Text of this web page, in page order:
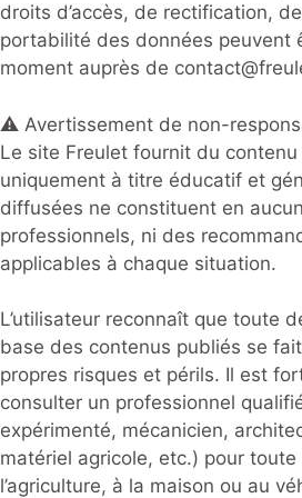
droits d’accès, de rectification,
portabilité des données peuvent
moment auprès de
⚠️ Avertissement de non-
Le site Freulet fournit du
uniquement à titre éducatif et
diffusées ne constituent en
professionnels, ni des
applicables à chaque situation.
L’utilisateur reconnaît que toute
base des contenus publiés se
propres risques et périls. Il est
consulter un professionnel
expérimenté, mécanicien,
matériel agricole, etc.) pour
l’agriculture, à la maison ou au